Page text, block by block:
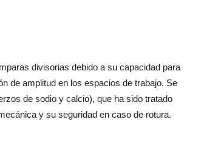
divisorias debido a su capacidad para
de amplitud en los espacios de trabajo. Se
de sodio y calcio), que ha sido tratado
y su seguridad en caso de rotura.